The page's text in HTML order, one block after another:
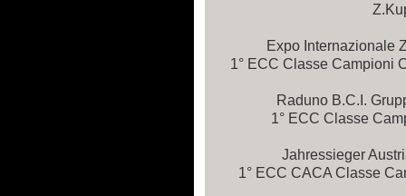
Expo Internazionale
1° ECC Classe Campioni
Raduno B.C.I.
1° ECC Classe
Jahressieger
1° ECC CACA Classe